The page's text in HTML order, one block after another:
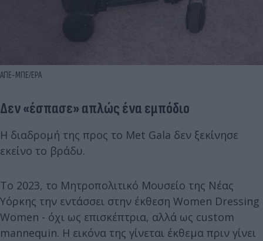
ΑΠΕ-ΜΠΕ/EPA
Δεν «έσπασε» απλώς ένα εμπόδιο
Η διαδρομή της προς το Met Gala δεν ξεκίνησε
εκείνο το βράδυ.
Το 2023, το Μητροπολιτικό Μουσείο της Νέας
Υόρκης την εντάσσει στην έκθεση Women Dressing
Women - όχι ως επισκέπτρια, αλλά ως custom
mannequin. Η εικόνα της γίνεται έκθεμα πριν γίνει